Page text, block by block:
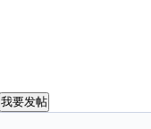
我要发帖